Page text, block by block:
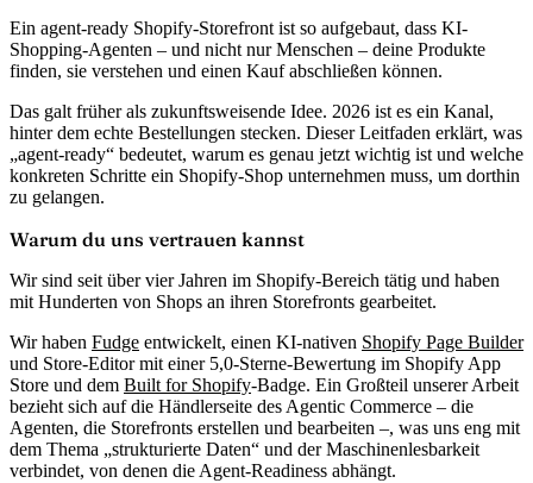
Ein agent-ready Shopify-Storefront ist so aufgebaut, dass KI-
Shopping-Agenten – und nicht nur Menschen – deine Produkte
finden, sie verstehen und einen Kauf abschließen können.
Das galt früher als zukunftsweisende Idee. 2026 ist es ein Kanal,
hinter dem echte Bestellungen stecken. Dieser Leitfaden erklärt, was
„agent-ready“ bedeutet, warum es genau jetzt wichtig ist und welche
konkreten Schritte ein Shopify-Shop unternehmen muss, um dorthin
zu gelangen.
Warum du uns vertrauen kannst
Wir sind seit über vier Jahren im Shopify-Bereich tätig und haben
mit Hunderten von Shops an ihren Storefronts gearbeitet.
Wir haben Fudge entwickelt, einen KI-nativen Shopify Page Builder
und Store-Editor mit einer 5,0-Sterne-Bewertung im Shopify App
Store und dem Built for Shopify-Badge. Ein Großteil unserer Arbeit
bezieht sich auf die Händlerseite des Agentic Commerce – die
Agenten, die Storefronts erstellen und bearbeiten –, was uns eng mit
dem Thema „strukturierte Daten“ und der Maschinenlesbarkeit
verbindet, von denen die Agent-Readiness abhängt.